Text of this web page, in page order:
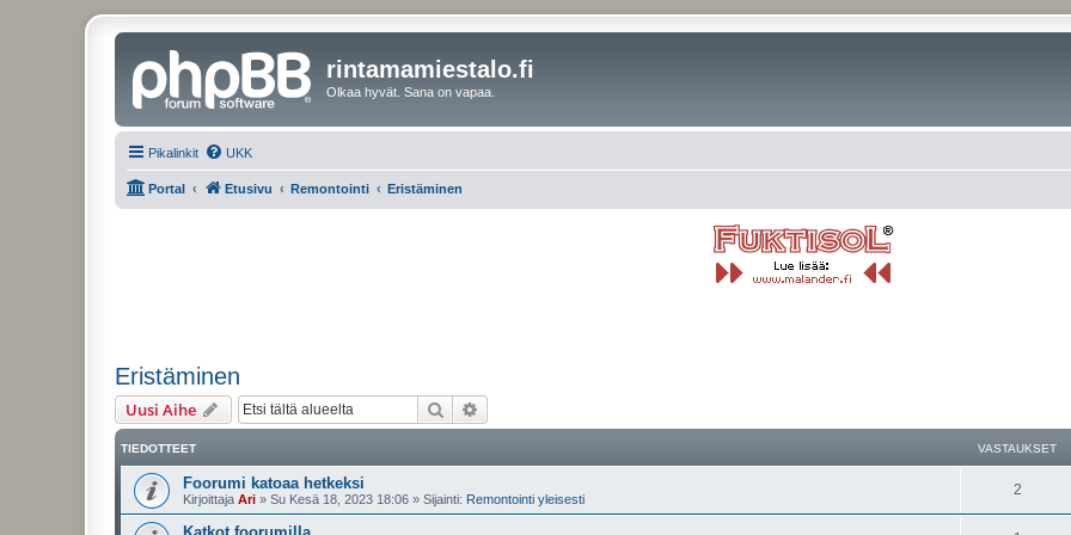
rintamamiestalo.fi
Olkaa hyvät. Sana on vapaa.
Pikalinkit UKK
Portal Etusivu Remontointi Eristäminen
Eristäminen
Uusi Aihe Etsi
TIEDOTTEET VASTAUKSET
Foorumi katoaa hetkeksi
Kirjoittaja Ari » Su Kesä 18, 2023 18:06 » Sijainti: Remontointi yleisesti
2
Katkot foorumilla